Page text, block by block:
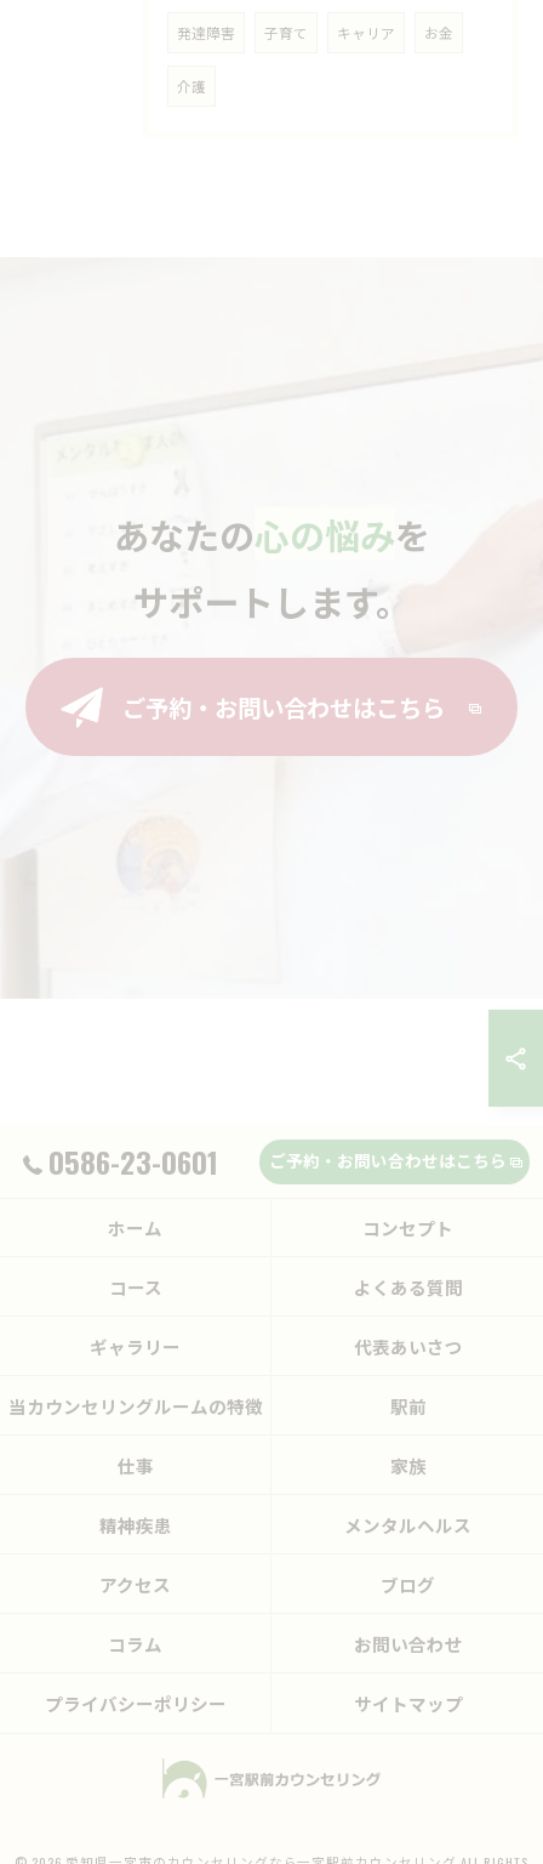
発達障害 子育て キャリア お金
介護
あなたの心の悩みを
サポートします。
ご予約・お問い合わせはこちら
0586-23-0601 ご予約・お問い合わせはこちら
ホーム コンセプト
コース よくある質問
ギャラリー 代表あいさつ
当カウンセリングルームの特徴 駅前
仕事 家族
精神疾患 メンタルヘルス
アクセス ブログ
コラム お問い合わせ
プライバシーポリシー サイトマップ